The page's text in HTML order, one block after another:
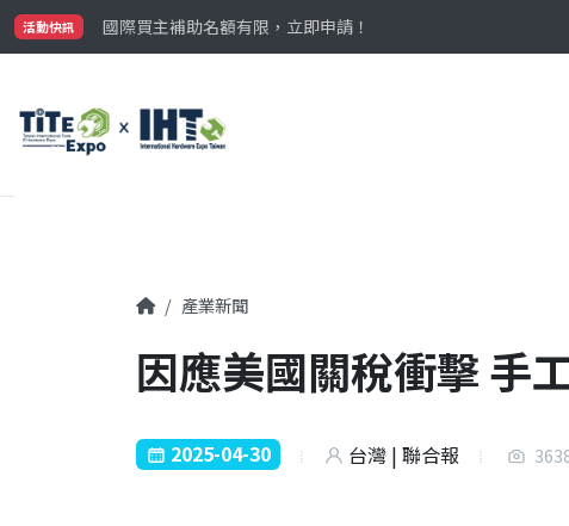
活動快訊
國際買主補助名額有限，立即申請！
參觀門票開放申請中‼️
產業新聞
因應美國關稅衝擊 手
2025-04-30 台灣 | 聯合報